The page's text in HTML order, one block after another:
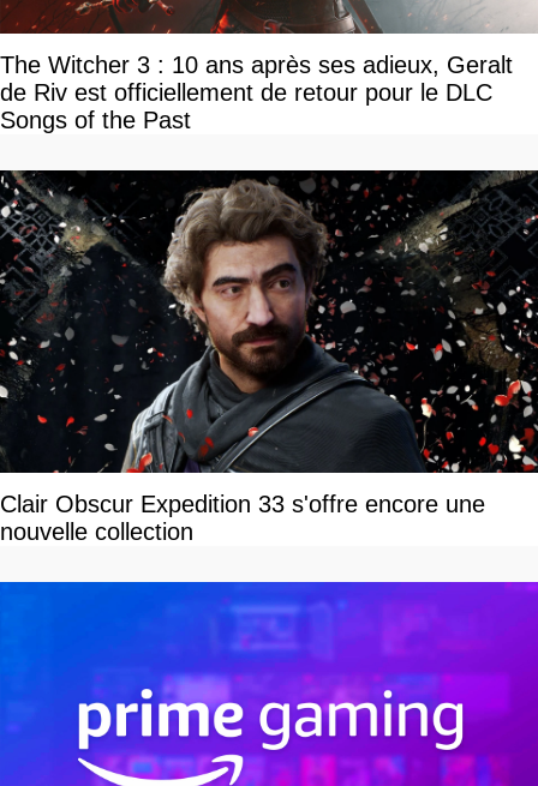
The Witcher 3 : 10 ans après ses adieux, Geralt
de Riv est officiellement de retour pour le DLC
Songs of the Past
Clair Obscur Expedition 33 s'offre encore une
nouvelle collection